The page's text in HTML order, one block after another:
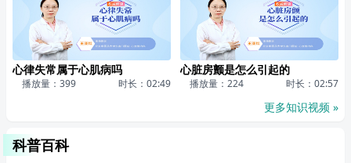
心律失常属于心肌病吗
播放量：399 时长：02:49
心脏房颤是怎么引起的
播放量：224 时长：02:57
更多知识视频 »
科普百科